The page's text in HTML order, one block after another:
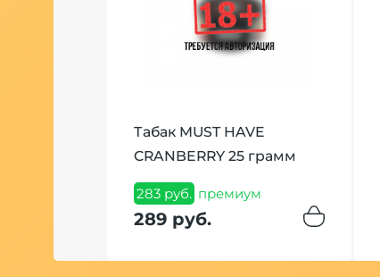
Табак MUST HAVE
CRANBERRY 25 грамм
283 руб. премиум
289 руб.